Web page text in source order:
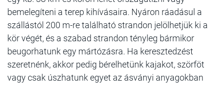
bemelegíteni a terep kihívásaira. Nyáron ráadásul a
szállástól 200 m-re található strandon jelölhetjük ki a
kör végét, és a szabad strandon tényleg bármikor
beugorhatunk egy mártózásra. Ha keresztedzést
szeretnénk, akkor pedig bérelhetünk kajakot, szörföt
vagy csak úszhatunk egyet az ásványi anyagokban